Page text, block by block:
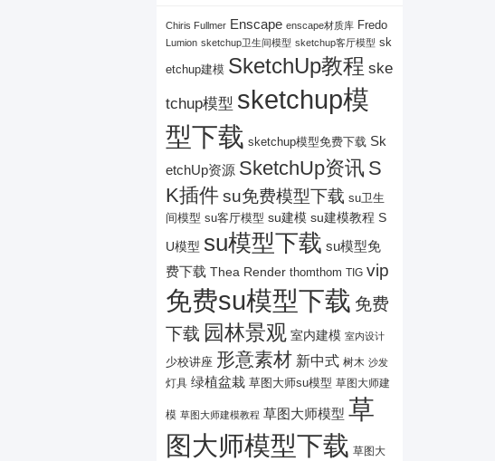
Chiris Fullmer Enscape enscape材质库 Fredo
Lumion sketchup卫生间模型 sketchup客厅模型 sk
etchup建模 SketchUp教程 ske
tchup模型 sketchup模
型下载 sketchup模型免费下载 Sk
etchUp资源 SketchUp资讯 S
K插件su免费模型下载 su卫生
间模型 su客厅模型 su建模 su建模教程 S
U模型 su模型下载 su模型免
费下载 Thea Render thomthom TIG vip
免费su模型下载 免费
下载 园林景观 室内建模 室内设计
少校讲座 形意素材 新中式 树木 沙发
灯具 绿植盆栽 草图大师su模型 草图大师建
模 草图大师建模教程 草图大师模型 草
图大师模型下载 草图大